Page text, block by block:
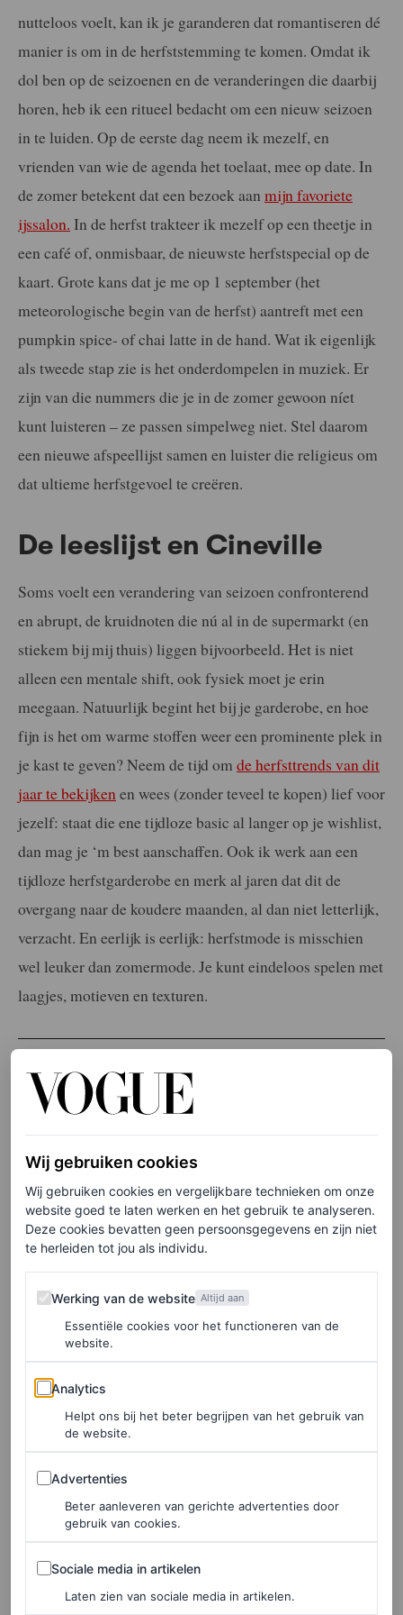
nutteloos voelt, kan ik je garanderen dat romantiseren dé
manier is om in de herfststemming te komen. Omdat ik
dol ben op de seizoenen en de veranderingen die daarbij
horen, heb ik een ritueel bedacht om een nieuw seizoen
in te luiden. Op de eerste dag neem ik mezelf, en
vrienden van wie de agenda het toelaat, mee op date. In
de zomer betekent dat een bezoek aan mijn favoriete
ijssalon. In de herfst trakteer ik mezelf op een theetje in
een café of, onmisbaar, de nieuwste herfstspecial op de
kaart. Grote kans dat je me op 1 september (het
meteorologische begin van de herfst) aantreft met een
pumpkin spice- of chai latte in de hand. Wat ik eigenlijk
als tweede stap zie is het onderdompelen in muziek. Er
zijn van die nummers die je in de zomer gewoon níet
kunt luisteren – ze passen simpelweg niet. Stel daarom
een nieuwe afspeellijst samen en luister die religieus om
dat ultieme herfstgevoel te creëren.
De leeslijst en Cineville
Soms voelt een verandering van seizoen confronterend
en abrupt, de kruidnoten die nú al in de supermarkt (en
stiekem bij mij thuis) liggen bijvoorbeeld. Het is niet
alleen een mentale shift, ook fysiek moet je erin
meegaan. Natuurlijk begint het bij je garderobe, en hoe
fijn is het om warme stoffen weer een prominente plek in
je kast te geven? Neem de tijd om de herfsttrends van dit
jaar te bekijken en wees (zonder teveel te kopen) lief voor
jezelf: staat die ene tijdloze basic al langer op je wishlist,
dan mag je ‘m best aanschaffen. Ook ik werk aan een
tijdloze herfstgarderobe en merk al jaren dat dit de
overgang naar de koudere maanden, al dan niet letterlijk,
verzacht. En eerlijk is eerlijk: herfstmode is misschien
wel leuker dan zomermode. Je kunt eindeloos spelen met
laagjes, motieven en texturen.
Wat staat er hoog op de wishlist van Vogue-
redacteuren voor het najaar?
VOGUE
Je voorsorteren op een (gedeeltelijk) nieuwe garderobe is
leuk, maar je verheugen op een nieuw goed boek kan ook
inspireren. De zomervakantie geldt vaak als hét moment
voor een lees-inhaalslag, maar waarom daar stoppen? Er
is weinig dat kan tippen aan wegkruipen onder een
zachte deken met een kop kokend hete thee en een vers
boek in je handen. Een goed idee: spit
voor inspiratie en vul je leeslijst aan met klassiekers én
LEES OOK
Lezen is hot en boekenclubs zijn populairder
dan ooit – hoe komt dat?
LOIS LAVERNE
Wij gebruiken cookies
Wij gebruiken cookies en vergelijkbare technieken om onze
website goed te laten werken en het gebruik te analyseren.
Deze cookies bevatten geen persoonsgegevens en zijn niet
te herleiden tot jou als individu.
Werking van de website
Werking van de website Altijd aan
Essentiële cookies voor het functioneren van de
website.
Analytics
Analytics
Helpt ons bij het beter begrijpen van het gebruik van
de website.
Advertenties
Advertenties
Beter aanleveren van gerichte advertenties door
gebruik van cookies.
Sociale media in artikelen
Sociale media in artikelen
Laten zien van sociale media in artikelen.